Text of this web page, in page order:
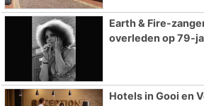
Earth & Fire-
overleden op 79-
Hotels in Gooi en